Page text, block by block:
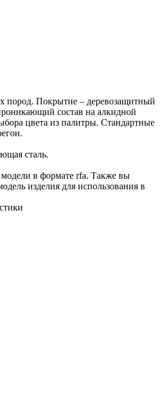
пород. Покрытие – деревозащитный
состав на алкидной
цвета из палитры. Стандартные
сталь.
в формате rfa. Также вы
изделия для использования в